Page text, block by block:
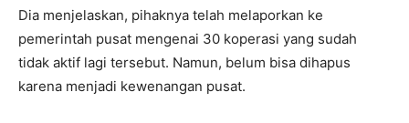
Dia menjelaskan, pihaknya telah melaporkan ke
pemerintah pusat mengenai 30 koperasi yang sudah
tidak aktif lagi tersebut. Namun, belum bisa dihapus
karena menjadi kewenangan pusat.